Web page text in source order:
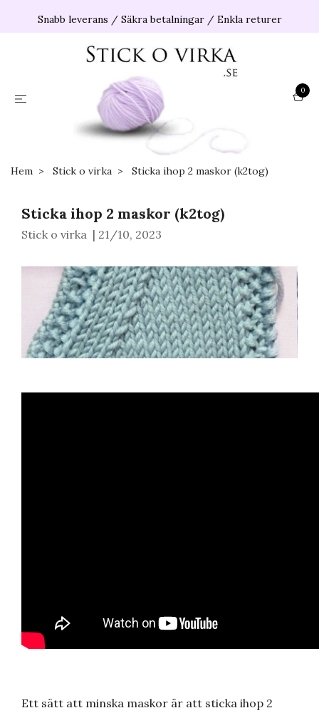
Snabb leverans / Säkra betalningar / Enkla returer
0
Hem Stick o virka Sticka ihop 2 maskor (k2tog)
Sticka ihop 2 maskor (k2tog)
Stick o virka | 21/10, 2023
Ett sätt att minska maskor är att sticka ihop 2